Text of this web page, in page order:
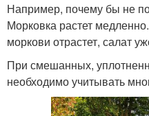
Например, почему бы не
Морковка растет
моркови отрастет, салат
При смешанных,
необходимо учитывать